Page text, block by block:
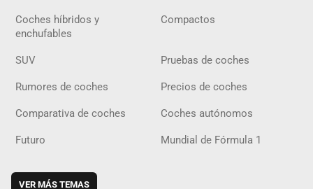
Coches híbridos y
enchufables
Compactos
SUV Pruebas de coches
Rumores de coches Precios de coches
Comparativa de coches Coches autónomos
Futuro Mundial de Fórmula 1
VER MÁS TEMAS